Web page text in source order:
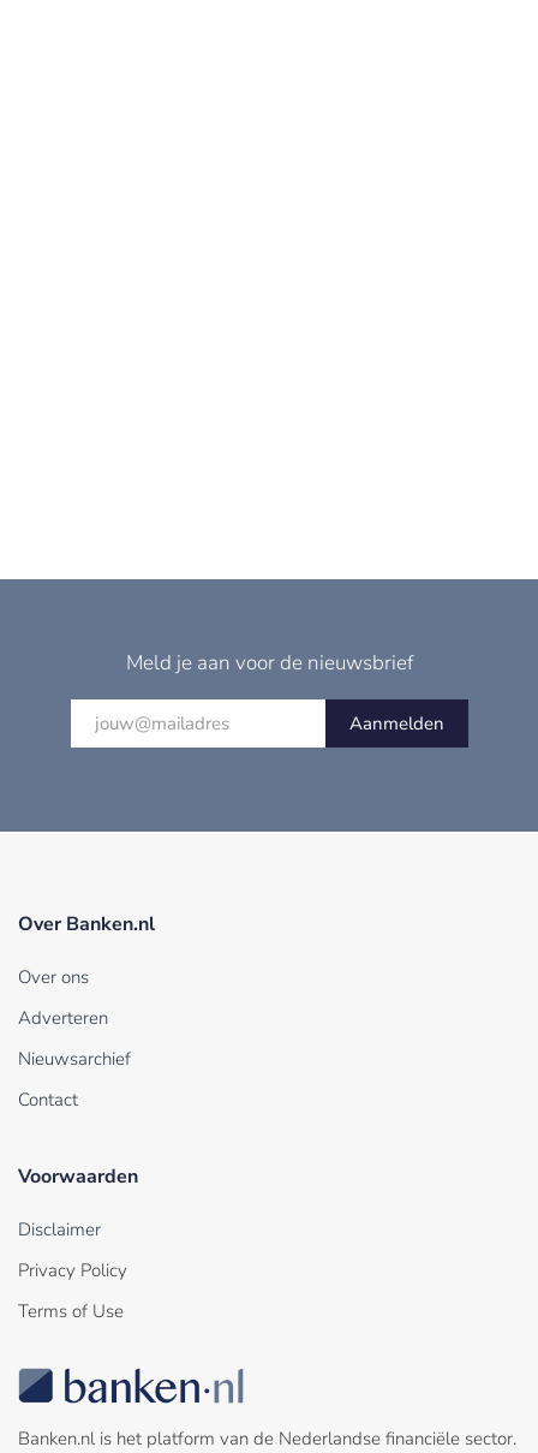
Meld je aan voor de nieuwsbrief
Aanmelden
Over Banken.nl
Over ons
Adverteren
Nieuwsarchief
Contact
Voorwaarden
Disclaimer
Privacy Policy
Terms of Use
Banken.nl is het platform van de Nederlandse financiële sector.